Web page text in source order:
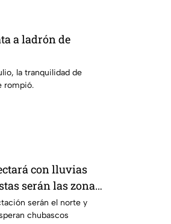
a ladrón de
la tranquilidad de
rompió.
con lluvias
serán las zonas
serán el norte y
chubascos